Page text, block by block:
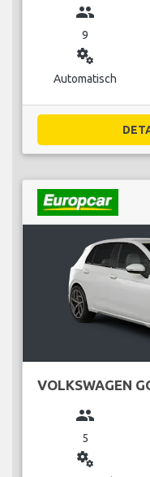
group
9
miscellaneous_services
Automatisch
VOLKSWAGEN
group
5
miscellaneous_services